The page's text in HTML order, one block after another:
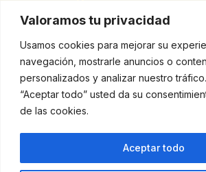
Valoramos tu privacidad
Usamos cookies para mejorar su
navegación, mostrarle anuncios o
personalizados y analizar nuestro
“Aceptar todo” usted da su
de las cookies.
Aceptar todo
+34 950 21 14 65
Política de
Política de